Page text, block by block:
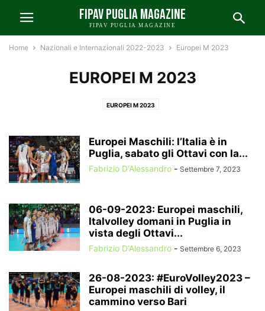
FIPAV PUGLIA MAGAZINE
FIPAV PUGLIA MAGAZINE
Home Nazionali e Internazionali 2022-2023 Europei M 2023
EUROPEI M 2023
EUROPEI M 2023
Europei Maschili: l’Italia è in
Puglia, sabato gli Ottavi con la...
Fabrizio D'Alessandro - Settembre 7, 2023
06-09-2023: Europei maschili,
Italvolley domani in Puglia in
vista degli Ottavi...
Fabrizio D'Alessandro - Settembre 6, 2023
26-08-2023: #EuroVolley2023 –
Europei maschili di volley, il
cammino verso Bari